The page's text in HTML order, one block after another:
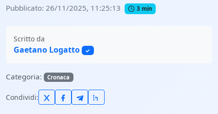
Pubblicato: 26/11/2025, 11:25:13 3 min
Scritto da
Gaetano Logatto ✓
Categoria: Cronaca
Condividi: